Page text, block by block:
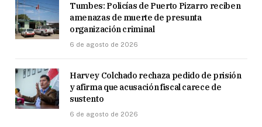
Tumbes: Policías de Puerto Pizarro reciben
amenazas de muerte de presunta
organización criminal
6 de agosto de 2026
Harvey Colchado rechaza pedido de prisión
y afirma que acusación fiscal carece de
sustento
6 de agosto de 2026